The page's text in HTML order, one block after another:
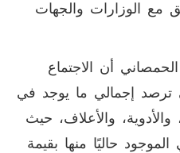
مع الوزارات والجهات
أن الاجتماع
ترصد إجمالي ما يوجد في
والأدوية، والأعلاف، حيث
حاليًا منها بقيمة